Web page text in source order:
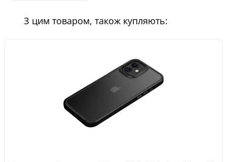
З цим товаром, також купляють: